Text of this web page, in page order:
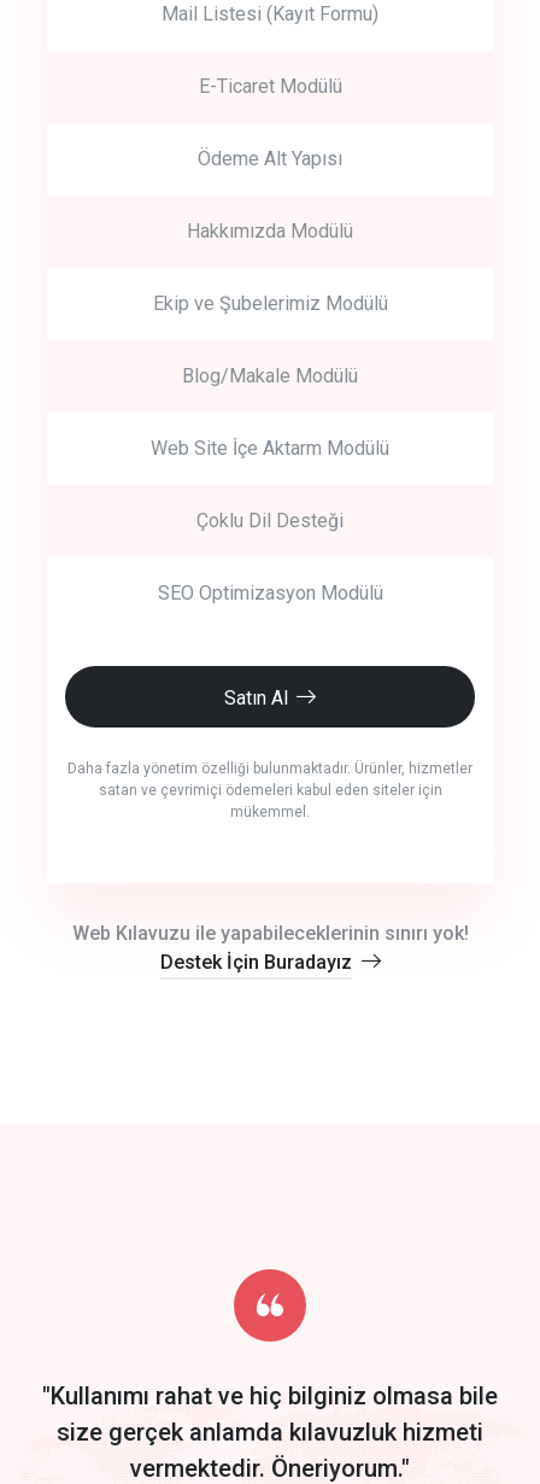
Mail Listesi (Kayıt Formu)
E-Ticaret Modülü
Ödeme Alt Yapısı
Hakkımızda Modülü
Ekip ve Şubelerimiz Modülü
Blog/Makale Modülü
Web Site İçe Aktarm Modülü
Çoklu Dil Desteği
SEO Optimizasyon Modülü
Satın Al
Daha fazla yönetim özelliği bulunmaktadır. Ürünler, hizmetler
satan ve çevrimiçi ödemeleri kabul eden siteler için
mükemmel.
Start by trying our service for 30 days free trial no credit card
required.
Web Kılavuzu ile yapabileceklerinin sınırı yok!
Destek İçin Buradayız
"Kullanımı rahat ve hiç bilginiz olmasa bile
size gerçek anlamda kılavuzluk hizmeti
vermektedir. Öneriyorum."